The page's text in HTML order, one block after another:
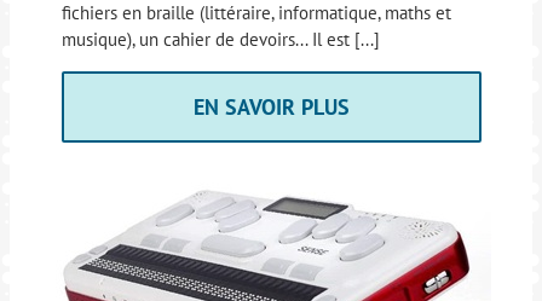
fichiers en braille (littéraire, informatique, maths et
musique), un cahier de devoirs... Il est [...]
EN SAVOIR PLUS